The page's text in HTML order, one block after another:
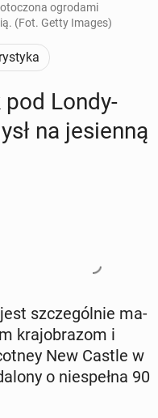
ogrodami
(Fot. Getty Images)
pod Lon­dy­
na je­sien­ną
szcze­gól­nie ma­
kra­jo­bra­zom i
New Castle w
o nie­speł­na 90